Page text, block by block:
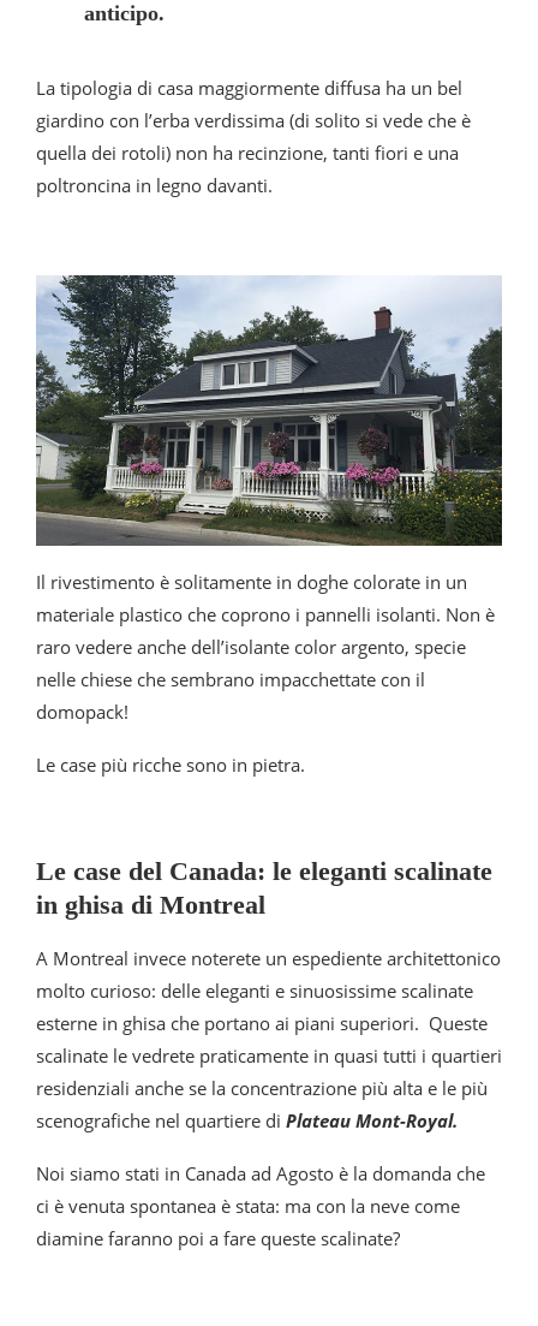
anticipo.
La tipologia di casa maggiormente diffusa ha un bel
giardino con l’erba verdissima (di solito si vede che è
quella dei rotoli) non ha recinzione, tanti fiori e una
poltroncina in legno davanti.
Il rivestimento è solitamente in doghe colorate in un
materiale plastico che coprono i pannelli isolanti. Non è
raro vedere anche dell’isolante color argento, specie
nelle chiese che sembrano impacchettate con il
domopack!
Le case più ricche sono in pietra.
Le case del Canada: le eleganti scalinate
in ghisa di Montreal
A Montreal invece noterete un espediente architettonico
molto curioso: delle eleganti e sinuosissime scalinate
esterne in ghisa che portano ai piani superiori. Queste
scalinate le vedrete praticamente in quasi tutti i quartieri
residenziali anche se la concentrazione più alta e le più
scenografiche nel quartiere di Plateau Mont-Royal.
Noi siamo stati in Canada ad Agosto è la domanda che
ci è venuta spontanea è stata: ma con la neve come
diamine faranno poi a fare queste scalinate?